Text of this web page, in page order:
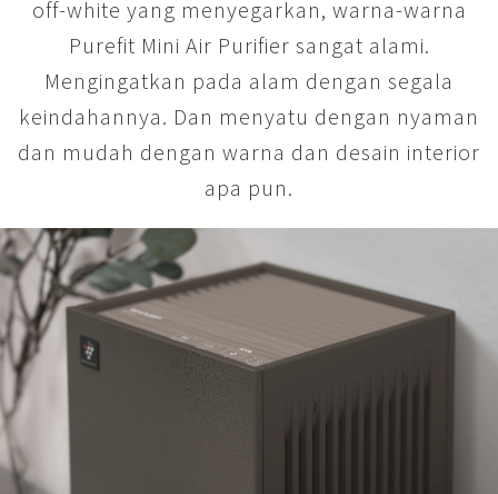
off-white yang menyegarkan, warna-warna
Purefit Mini Air Purifier sangat alami.
Mengingatkan pada alam dengan segala
keindahannya. Dan menyatu dengan nyaman
dan mudah dengan warna dan desain interior
apa pun.